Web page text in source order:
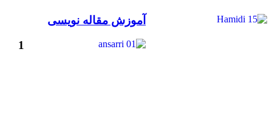
آموزش مقاله نویسی
1